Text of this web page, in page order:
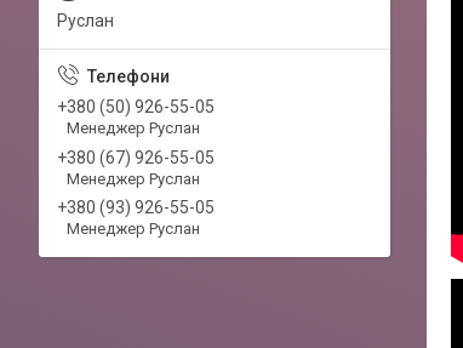
Руслан
+380 (50) 926-55-05
Менеджер Руслан
+380 (67) 926-55-05
Менеджер Руслан
+380 (93) 926-55-05
Менеджер Руслан